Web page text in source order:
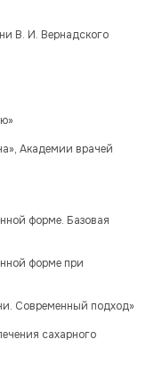
В. И. Вернадского
Академии врачей
форме. Базовая
форме при
Современный подход»
сахарного